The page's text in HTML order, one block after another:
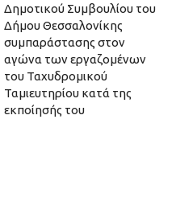
Δημοτικού Συμβουλίου του
Δήμου Θεσσαλονίκης
συμπαράστασης στον
αγώνα των εργαζομένων
του Ταχυδρομικού
Ταμιευτηρίου κατά της
εκποίησής του